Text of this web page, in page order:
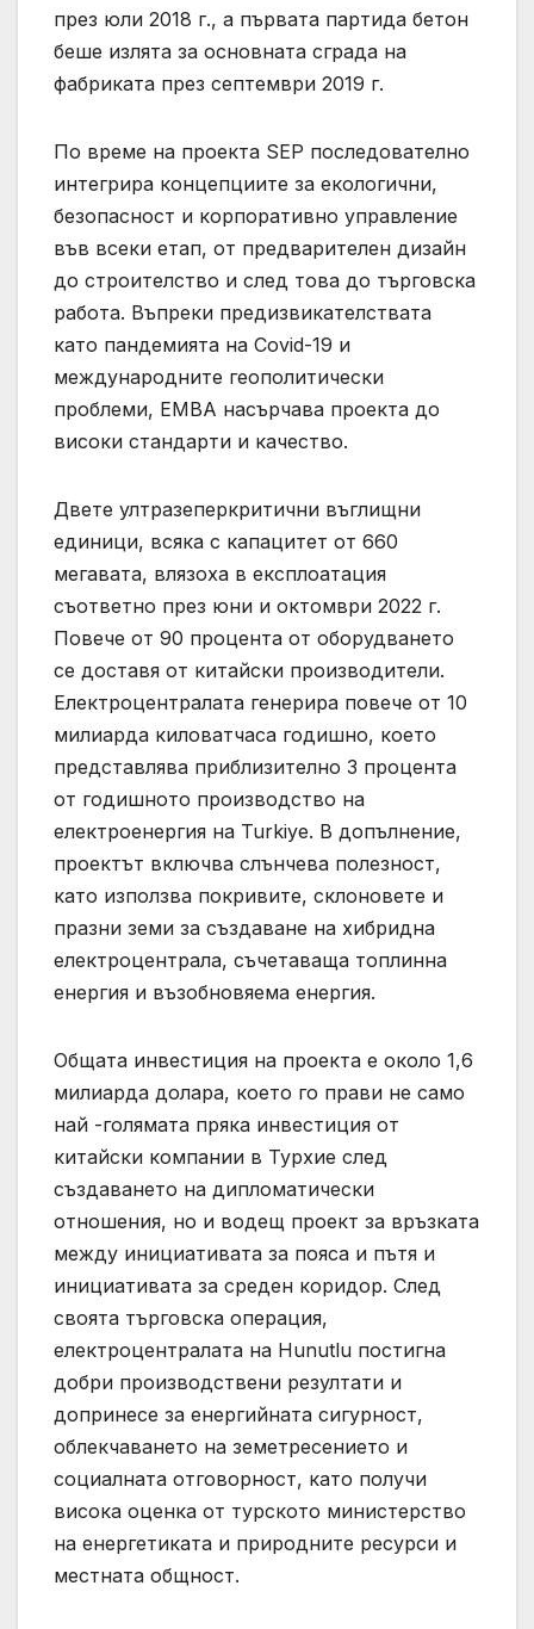
през юли 2018 г., а първата партида бетон
беше излята за основната сграда на
фабриката през септември 2019 г.
По време на проекта SEP последователно
интегрира концепциите за екологични,
безопасност и корпоративно управление
във всеки етап, от предварителен дизайн
до строителство и след това до търговска
работа. Въпреки предизвикателствата
като пандемията на Covid-19 и
международните геополитически
проблеми, EMBA насърчава проекта до
високи стандарти и качество.
Двете ултразеперкритични въглищни
единици, всяка с капацитет от 660
мегавата, влязоха в експлоатация
съответно през юни и октомври 2022 г.
Повече от 90 процента от оборудването
се доставя от китайски производители.
Електроцентралата генерира повече от 10
милиарда киловатчаса годишно, което
представлява приблизително 3 процента
от годишното производство на
електроенергия на Turkiye. В допълнение,
проектът включва слънчева полезност,
като използва покривите, склоновете и
празни земи за създаване на хибридна
електроцентрала, съчетаваща топлинна
енергия и възобновяема енергия.
Общата инвестиция на проекта е около 1,6
милиарда долара, което го прави не само
най -голямата пряка инвестиция от
китайски компании в Турхие след
създаването на дипломатически
отношения, но и водещ проект за връзката
между инициативата за пояса и пътя и
инициативата за среден коридор. След
своята търговска операция,
електроцентралата на Hunutlu постигна
добри производствени резултати и
допринесе за енергийната сигурност,
облекчаването на земетресението и
социалната отговорност, като получи
висока оценка от турското министерство
на енергетиката и природните ресурси и
местната общност.